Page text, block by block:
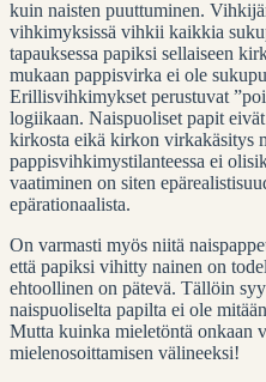
kuin naisten puuttuminen.
vihkimyksissä vihkii kaikkia
tapauksessa papiksi sellaiseen
mukaan pappisvirka ei ole
Erillisvihkimykset perustuvat
logiikaan. Naispuoliset papit
kirkosta eikä kirkon virkakäsitys
pappisvihkimystilanteessa ei
vaatiminen on siten
epärationaalista.
On varmasti myös niitä
että papiksi vihitty nainen on
ehtoollinen on pätevä. Tällöin
naispuoliselta papilta ei ole
Mutta kuinka mieletöntä onkaan
mielenosoittamisen välineeksi!